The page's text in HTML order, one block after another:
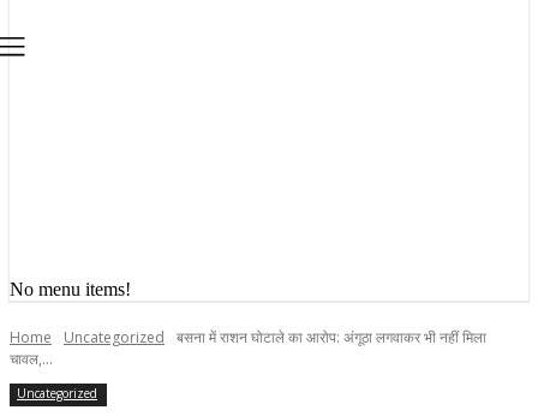
No menu items!
Home Uncategorized
बसना में राशन घोटाले का आरोप: अंगूठा लगवाकर भी नहीं मिला
चावल,...
Uncategorized